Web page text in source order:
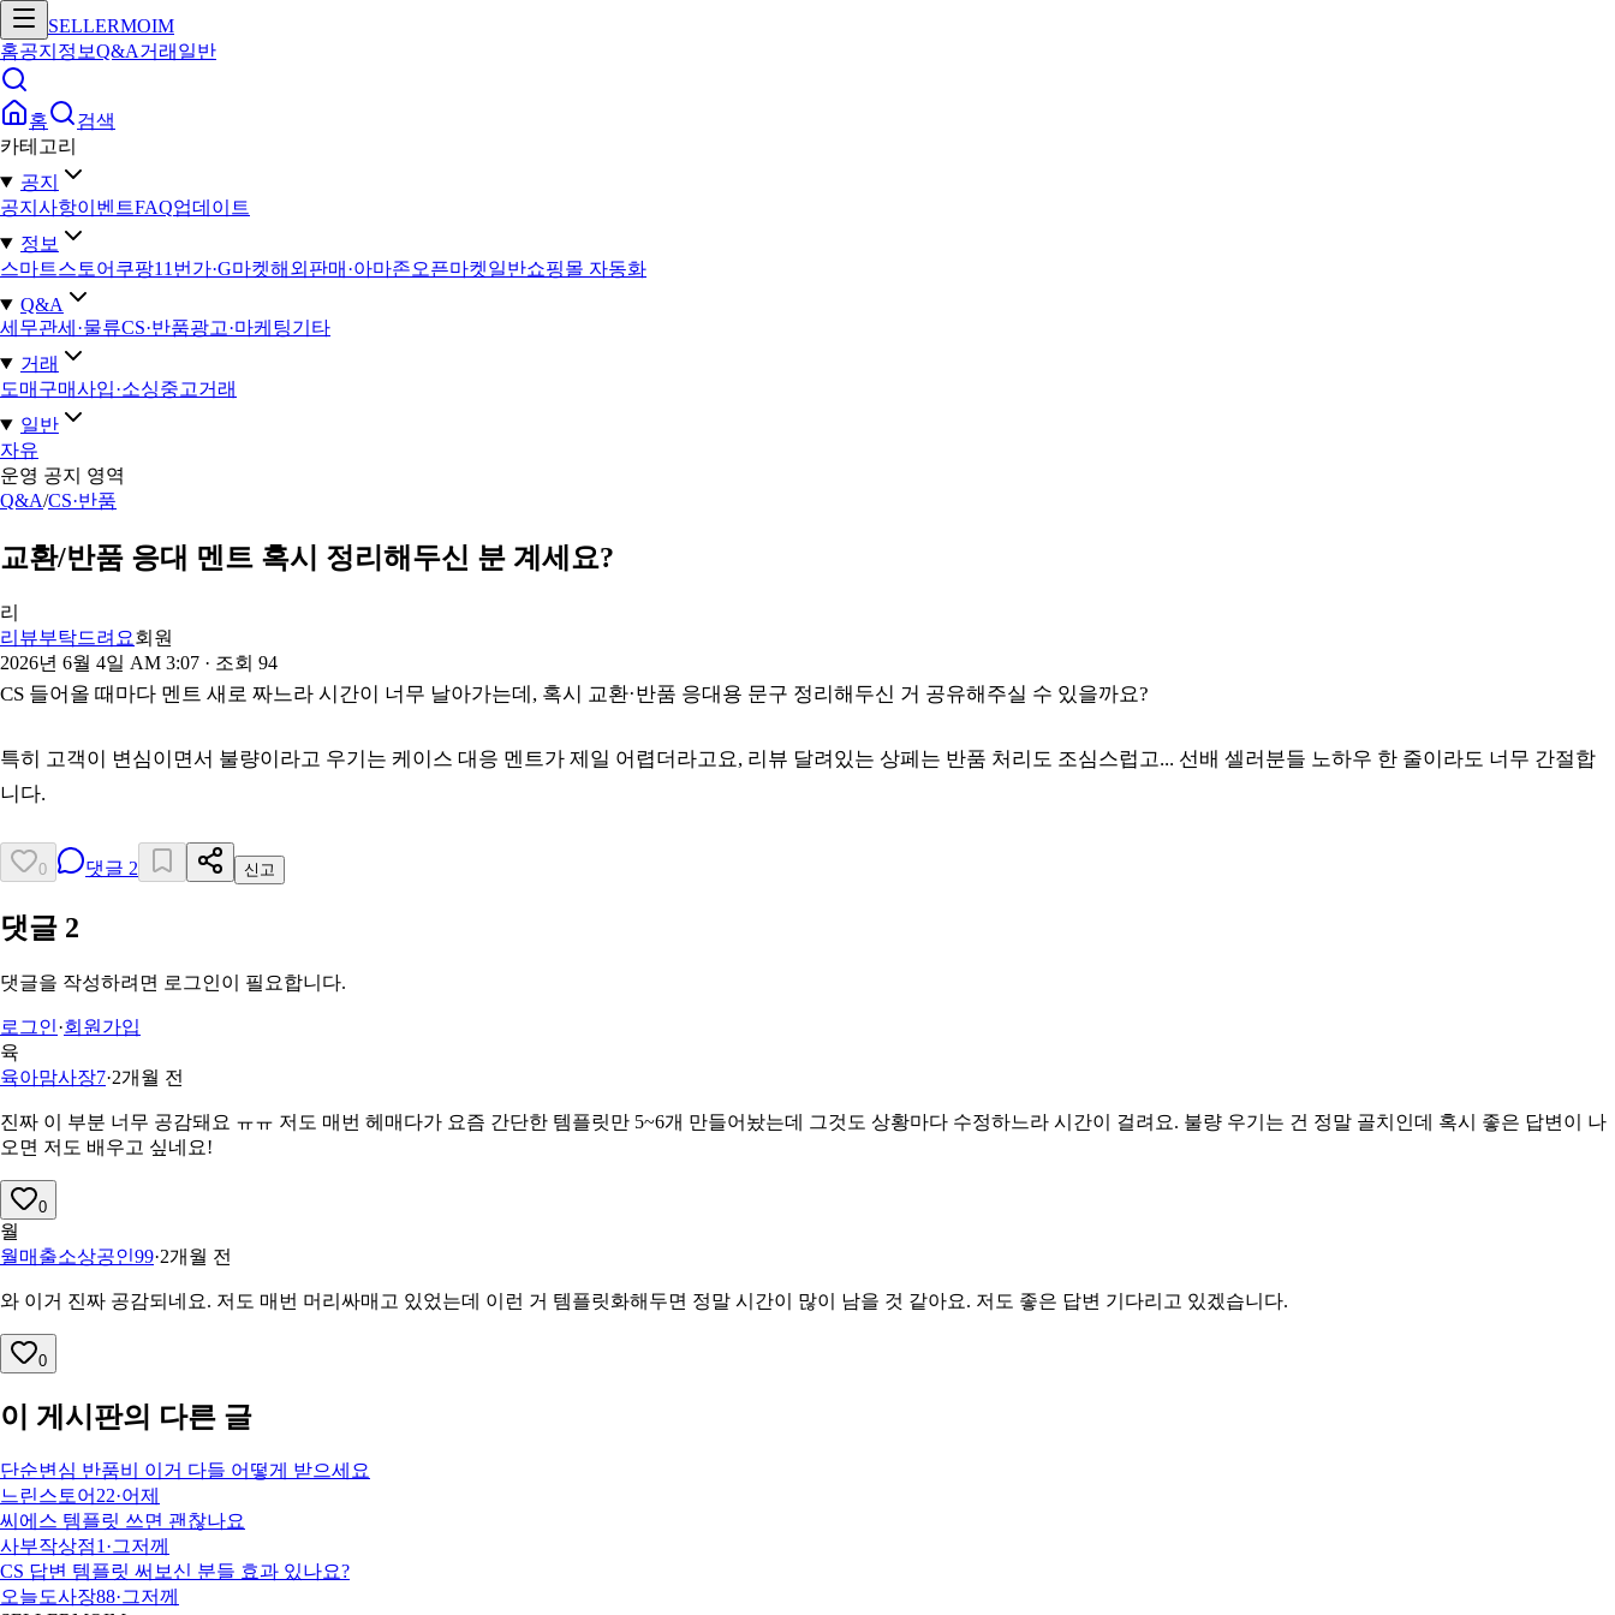
SELLERMOIM
홈공지 정보Q&A거래 일반
홈
검색
카테고리
공지
공지사항이벤트FAQ업데이트
정보
스마트스토어 쿠팡11번가·G마켓해외판매·아마존오픈마켓일반쇼핑몰 자동화
Q&A
세무관세·물류CS·반품광고·마케팅기타
거래
도매구매사입·소싱중고거래
일반
자유
운영 공지 영역
Q&A/CS·반품
교환/반품 응대 멘트 혹시 정리해두신 분 계세요?
리
리뷰부탁드려요회원
2026년 6월 4일 AM 3:07 · 조회 94
CS 들어올 때마다 멘트 새로 짜느라 시간이 너무 날아가는데, 혹시 교환·반품 응대용 문구 정리해두신 거 공유해주실 수 있을까요?
특히 고객이 변심이면서 불량이라고 우기는 케이스 대응 멘트가 제일 어렵더라고요, 리뷰 달려있는 상페는 반품 처리도 조심스럽고... 선배 셀러분들 노하우 한 줄이라도 너무 간절합
니다.
0 댓글 2 신고
댓글 2
댓글을 작성하려면 로그인이 필요합니다.
로그인·회원가입
육
육아맘사장7·2개월 전
진짜 이 부분 너무 공감돼요 ㅠㅠ 저도 매번 헤매다가 요즘 간단한 템플릿만 5~6개 만들어놨는데 그것도 상황마다 수정하느라 시간이 걸려요. 불량 우기는 건 정말 골치인데 혹시 좋은 답변이 나
오면 저도 배우고 싶네요!
0
월
월매출소상공인99·2개월 전
와 이거 진짜 공감되네요. 저도 매번 머리싸매고 있었는데 이런 거 템플릿화해두면 정말 시간이 많이 남을 것 같아요. 저도 좋은 답변 기다리고 있겠습니다.
0
이 게시판의 다른 글
단순변심 반품비 이거 다들 어떻게 받으세요
느린스토어22·어제
씨에스 템플릿 쓰면 괜찮나요
사부작상점1·그저께
CS 답변 템플릿 써보신 분들 효과 있나요?
오늘도사장88·그저께